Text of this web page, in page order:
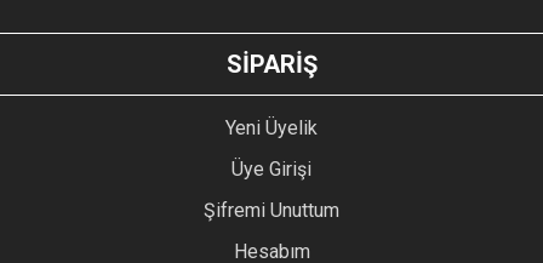
GÖNDER
SİPARİŞ
Yeni Üyelik
Üye Girişi
Şifremi Unuttum
Hesabım